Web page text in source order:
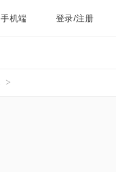
手机端 登录/注册